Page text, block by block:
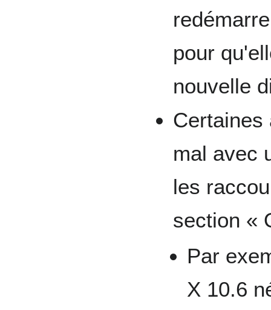
pour
nouvelle
Certaines
mal avec
les
section «
Par
X 10.6